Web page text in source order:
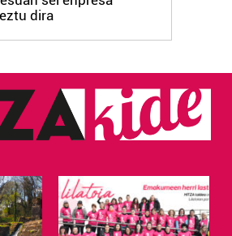
eta horren aurka nola egin
prozesatzeko moduari
eta ezarri zure lehentasunak
unetan alda edo ken dezakezu
adierazpenean.
ditu. Zure esperientzia eta
asmoz, cookie teknologiaz
hau onartuz gero, teknologia hori
dira